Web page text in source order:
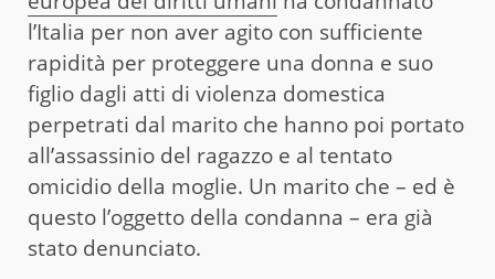
l’Italia per non aver agito con sufficiente
rapidità per proteggere una donna e suo
figlio dagli atti di violenza domestica
perpetrati dal marito che hanno poi portato
all’assassinio del ragazzo e al tentato
omicidio della moglie. Un marito che – ed è
questo l’oggetto della condanna – era già
stato denunciato.